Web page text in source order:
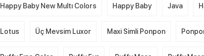
Happy Baby New Multı Colors Happy Baby Java
Lotus Üç Mevsim Luxor Maxi Simli Ponpon